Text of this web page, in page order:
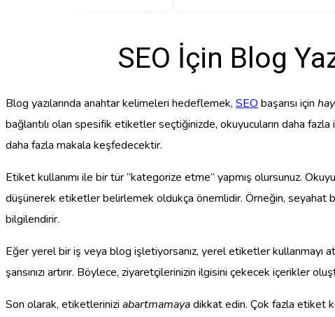
SEO İçin Blog
Blog yazılarında anahtar kelimeleri hedeflemek, SEO başarısı için
bağlantılı olan spesifik etiketler seçtiğinizde, okuyucuların daha fazla
daha fazla makala keşfedecektir.
Etiket kullanımı ile bir tür “kategorize etme” yapmış olursunuz.
düşünerek etiketler belirlemek oldukça önemlidir. Örneğin, seyahat
bilgilendirir.
Eğer yerel bir iş veya blog işletiyorsanız, yerel etiketler kullanmayı
şansınızı artırır. Böylece, ziyaretçilerinizin ilgisini çekecek içerikler
Son olarak, etiketlerinizi abartmamayadikkat edin. Çok fazla etiket